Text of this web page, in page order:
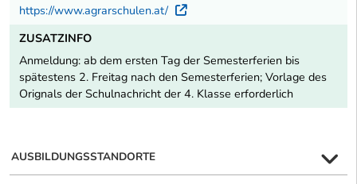
https://www.agrarschulen.at/
Externer Link
ZUSATZINFO
Anmeldung: ab dem ersten Tag der Semesterferien bis
spätestens 2. Freitag nach den Semesterferien; Vorlage des
Orignals der Schulnachricht der 4. Klasse erforderlich
AUSBILDUNGSSTANDORTE